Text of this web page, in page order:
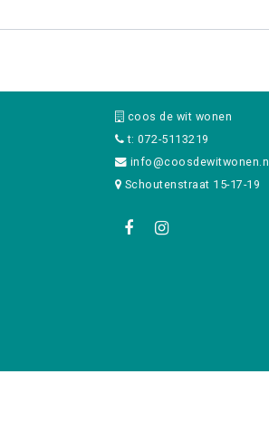
coos de wit wonen
t: 072-5113219
info@coosdewitwonen.nl
Schoutenstraat 15-17-19